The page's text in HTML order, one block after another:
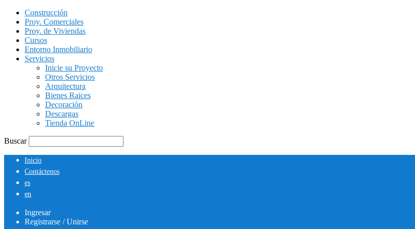
Construcción
Proy. Comerciales
Proy. de Viviendas
Cursos
Entorno Inmobiliario
Servicios
Inicie su Proyecto
Otros Servicios
Arquitectura
Bienes Raices
Decoración
Descargas
Tienda OnLine
Buscar
Inicio
Contáctenos
es
en
Ingresar
Registrarse / Unirse